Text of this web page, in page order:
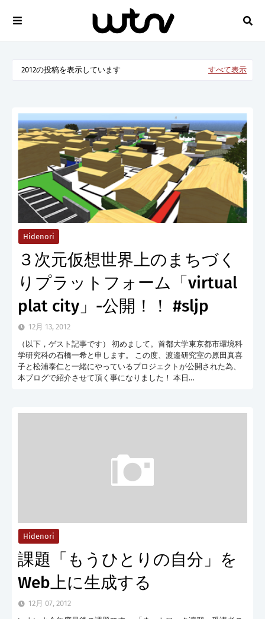
2012の投稿を表示しています すべて表示
Hidenori
３次元仮想世界上のまちづく
りプラットフォーム「virtual
plat city」-公開！！ #sljp
12月 13, 2012
（以下，ゲスト記事です） 初めまして。首都大学東京都市環境科
学研究科の石橋一希と申します。 この度、渡邉研究室の原田真喜
子と松浦泰仁と一緒にやっているプロジェクトが公開された為、
本ブログで紹介させて頂く事になりました！ 本日…
Hidenori
課題「もうひとりの自分」を
Web上に生成する
12月 07, 2012